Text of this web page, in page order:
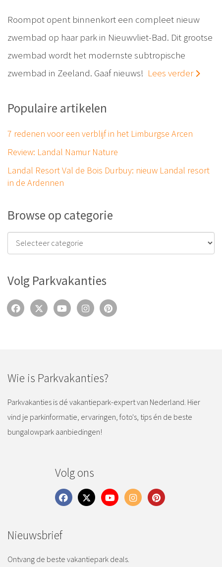
Roompot opent binnenkort een compleet nieuw
zwembad op haar park in Nieuwvliet-Bad. Dit grootse
zwembad wordt het modernste subtropische
zwembad in Zeeland. Gaaf nieuws! Lees verder
Populaire artikelen
7 redenen voor een verblijf in het Limburgse Arcen
Review: Landal Namur Nature
Landal Resort Val de Bois Durbuy: nieuw Landal resort
in de Ardennen
Browse op categorie
Volg Parkvakanties
Wie is Parkvakanties?
Parkvakanties is dé vakantiepark-expert van Nederland. Hier
vind je parkinformatie, ervaringen, foto's, tips én de beste
bungalowpark aanbiedingen!
Volg ons
Nieuwsbrief
Ontvang de beste vakantiepark deals.